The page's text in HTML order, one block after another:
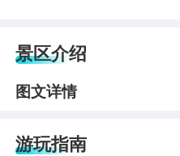
景区介绍
图文详情
游玩指南